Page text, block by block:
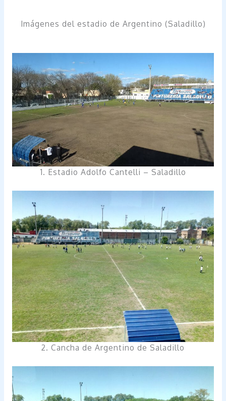
Imágenes del estadio de Argentino (Saladillo)
1. Estadio Adolfo Cantelli – Saladillo
2. Cancha de Argentino de Saladillo